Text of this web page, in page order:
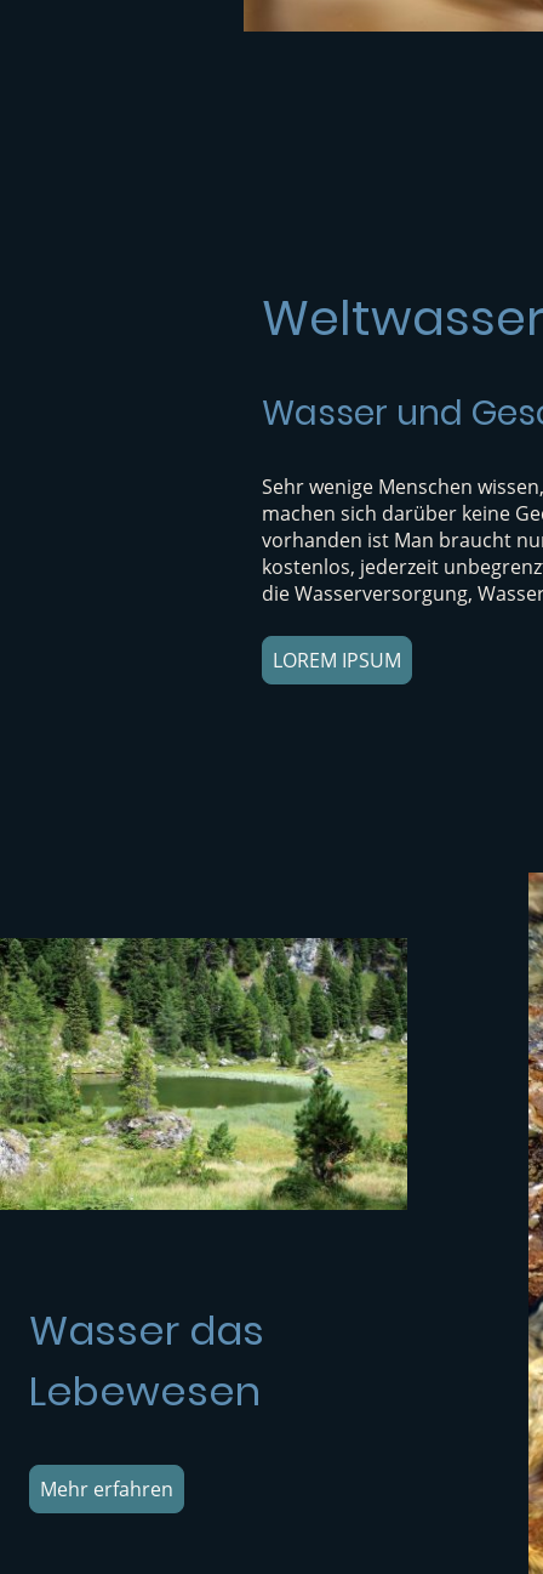
Wasser und
Sehr wenige Menschen
machen sich darüber keine
vorhanden ist Man braucht
kostenlos, jederzeit
die Wasserversorgung,
LOREM IPSUM
Wasser das
Lebewesen
Mehr erfahren